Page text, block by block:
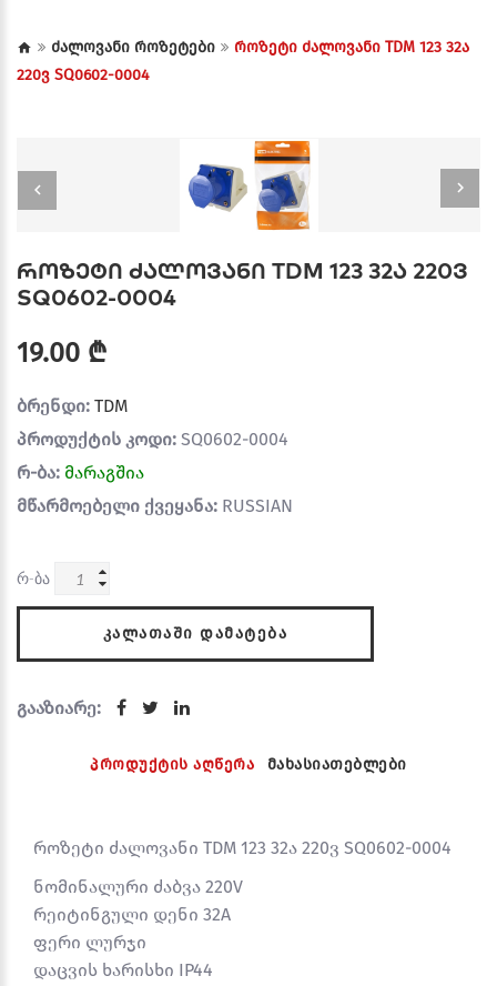
ძალოვანი როზეტები
როზეტი ძალოვანი TDM 123 32ა
220ვ SQ0602-0004
როზეტი ძალოვანი TDM 123 32ა 220ვ
SQ0602-0004
19.00 ₾
ბრენდი: TDM
პროდუქტის კოდი: SQ0602-0004
რ-ბა: მარაგშია
მწარმოებელი ქვეყანა: RUSSIAN
რ-ბა
ᲙᲐᲚᲐᲗᲐᲨᲘ ᲓᲐᲛᲐᲢᲔᲑᲐ
გააზიარე:
პროდუქტის აღწერა მახასიათებლები
როზეტი ძალოვანი TDM 123 32ა 220ვ SQ0602-0004
ნომინალური ძაბვა 220V
რეიტინგული დენი 32A
ფერი ლურჯი
დაცვის ხარისხი IP44